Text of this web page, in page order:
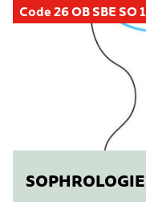
Code 26 OB SBE SO 1
SOPHROLOGIE